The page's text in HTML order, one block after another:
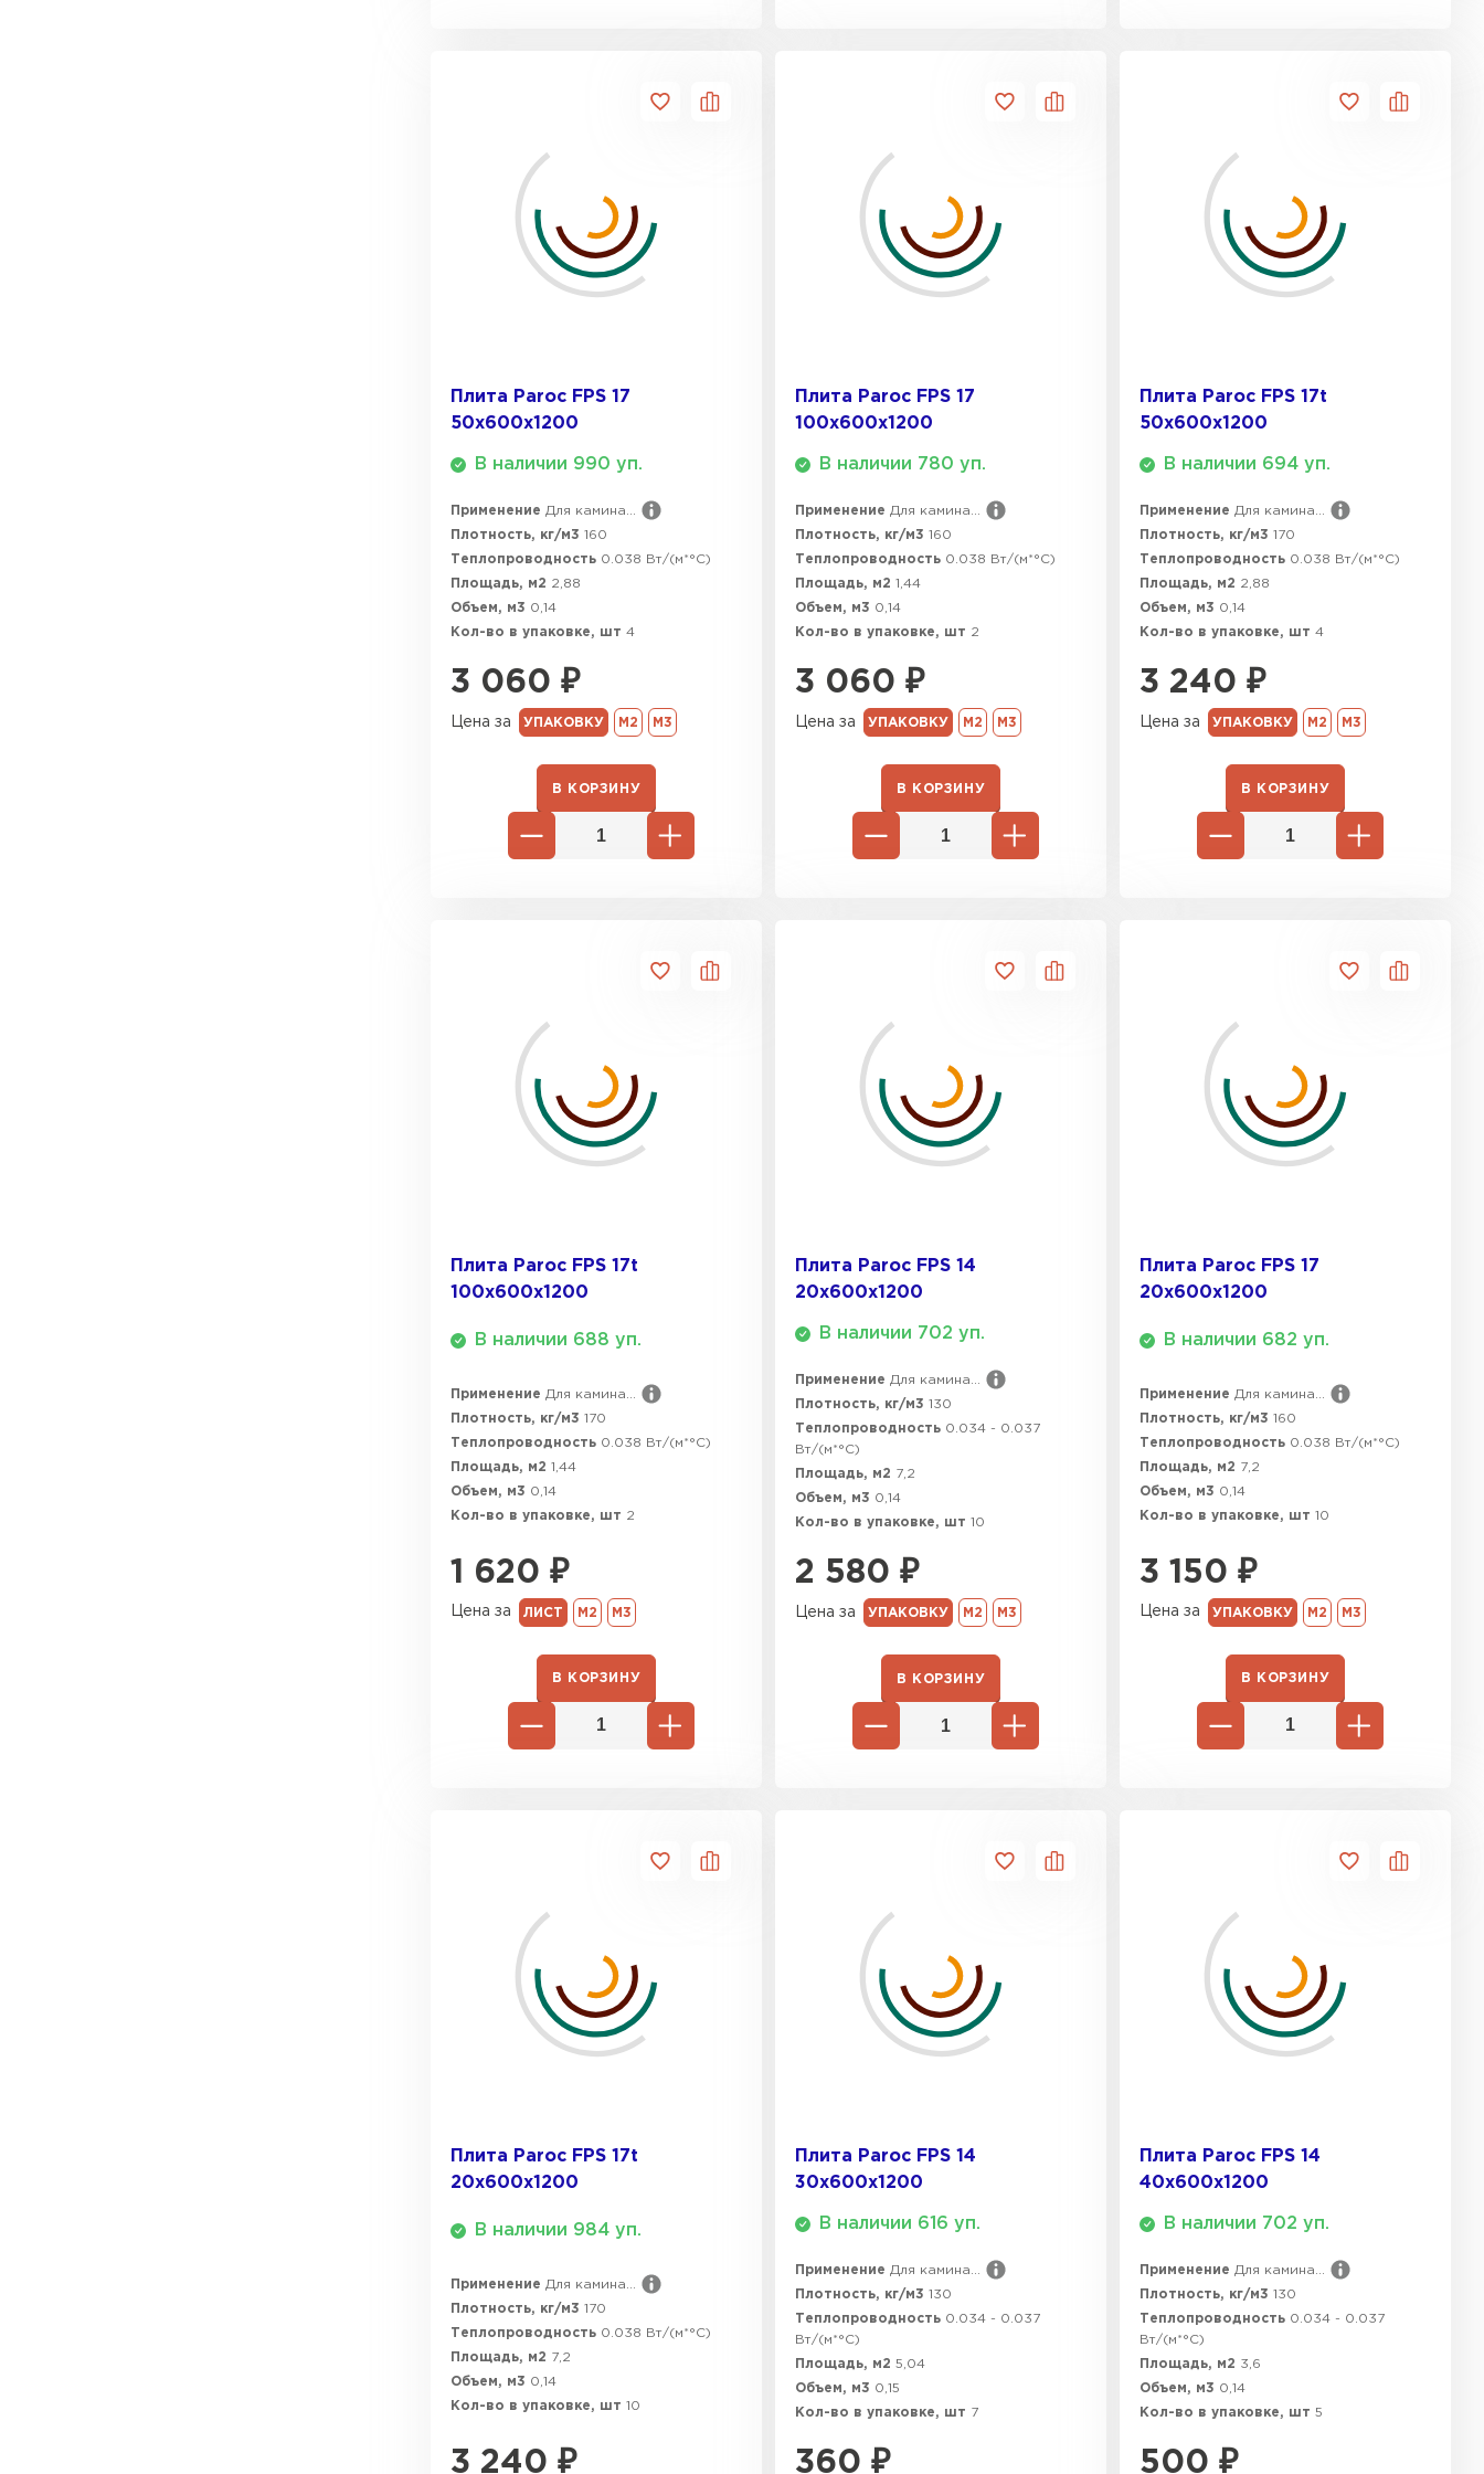
Плита Paroc FPS 17
50х600х1200
В наличии 990 уп.
Применение Для камина...
Плотность, кг/м3 160
Теплопроводность 0.038 Вт/(м*°C)
Площадь, м2 2,88
Объем, м3 0,14
Кол-во в упаковке, шт 4
3 060 ₽
Цена за УПАКОВКУ М2 М3
В КОРЗИНУ
Плита Paroc FPS 17
100х600х1200
В наличии 780 уп.
Применение Для камина...
Плотность, кг/м3 160
Теплопроводность 0.038 Вт/(м*°C)
Площадь, м2 1,44
Объем, м3 0,14
Кол-во в упаковке, шт 2
3 060 ₽
Цена за УПАКОВКУ М2 М3
В КОРЗИНУ
Плита Paroc FPS 17t
50х600х1200
В наличии 694 уп.
Применение Для камина...
Плотность, кг/м3 170
Теплопроводность 0.038 Вт/(м*°C)
Площадь, м2 2,88
Объем, м3 0,14
Кол-во в упаковке, шт 4
3 240 ₽
Цена за УПАКОВКУ М2 М3
В КОРЗИНУ
Плита Paroc FPS 17t
100х600х1200
В наличии 688 уп.
Применение Для камина...
Плотность, кг/м3 170
Теплопроводность 0.038 Вт/(м*°C)
Площадь, м2 1,44
Объем, м3 0,14
Кол-во в упаковке, шт 2
1 620 ₽
Цена за ЛИСТ М2 М3
В КОРЗИНУ
Плита Paroc FPS 14
20х600х1200
В наличии 702 уп.
Применение Для камина...
Плотность, кг/м3 130
Теплопроводность 0.034 - 0.037
Вт/(м*°C)
Площадь, м2 7,2
Объем, м3 0,14
Кол-во в упаковке, шт 10
2 580 ₽
Цена за УПАКОВКУ М2 М3
В КОРЗИНУ
Плита Paroc FPS 17
20х600х1200
В наличии 682 уп.
Применение Для камина...
Плотность, кг/м3 160
Теплопроводность 0.038 Вт/(м*°C)
Площадь, м2 7,2
Объем, м3 0,14
Кол-во в упаковке, шт 10
3 150 ₽
Цена за УПАКОВКУ М2 М3
В КОРЗИНУ
Плита Paroc FPS 17t
20х600х1200
В наличии 984 уп.
Применение Для камина...
Плотность, кг/м3 170
Теплопроводность 0.038 Вт/(м*°C)
Площадь, м2 7,2
Объем, м3 0,14
Кол-во в упаковке, шт 10
3 240 ₽
Плита Paroc FPS 14
30х600х1200
В наличии 616 уп.
Применение Для камина...
Плотность, кг/м3 130
Теплопроводность 0.034 - 0.037
Вт/(м*°C)
Площадь, м2 5,04
Объем, м3 0,15
Кол-во в упаковке, шт 7
360 ₽
Плита Paroc FPS 14
40х600х1200
В наличии 702 уп.
Применение Для камина...
Плотность, кг/м3 130
Теплопроводность 0.034 - 0.037
Вт/(м*°C)
Площадь, м2 3,6
Объем, м3 0,14
Кол-во в упаковке, шт 5
500 ₽
Утеплитель Isoroc
Утеплитель Paroc
ПЕРЕЙТИ
ПЕРЕЙТИ
Утеплитель Ursa
Гипсокартон
ПЕРЕЙТИ
Сэндвич-панели
ВСЕ ПРОИЗВОДИТЕЛИ